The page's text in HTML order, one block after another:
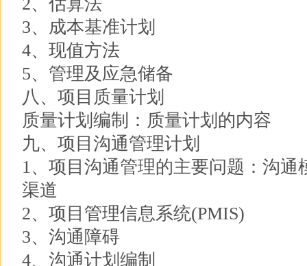
3、成本基准计划
4、现值方法
5、管理及应急储备
八、项目质量计划
质量计划编制：质量计划的内容
九、项目沟通管理计划
1、项目沟通管理的主要问题：沟通
渠道
2、项目管理信息系统(PMIS)
3、沟通障碍
4、沟通计划编制